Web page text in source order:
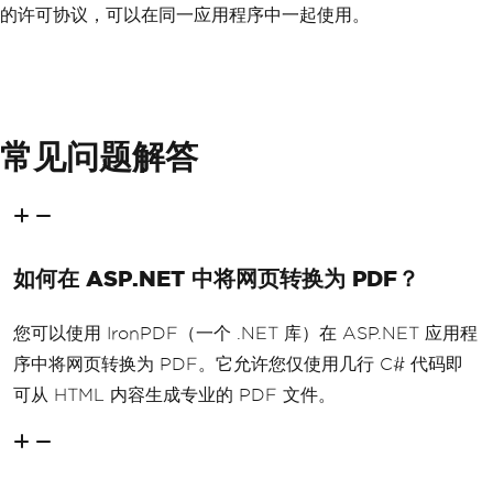
的许可协议，可以在同一应用程序中一起使用。
常见问题解答
如何在 ASP.NET 中将网页转换为 PDF？
您可以使用 IronPDF（一个 .NET 库）在 ASP.NET 应用程
序中将网页转换为 PDF。它允许您仅使用几行 C# 代码即
可从 HTML 内容生成专业的 PDF 文件。